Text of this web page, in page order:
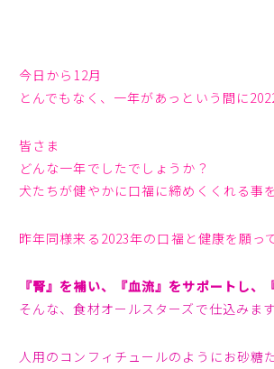
今日から12月
とんでもなく、一年があっという間に
皆さま
どんな一年でしたでしょうか？
犬たちが健やかに口福に締めくくれる事
昨年同様来る2023年の口福と健康を願っ
『腎』を補い、『血流』をサポートし、
そんな、食材オールスターズで仕込みます
人用のコンフィチュールのようにお砂糖